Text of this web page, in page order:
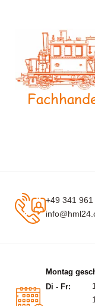
+49 341 961
Montag
Di - Fr: